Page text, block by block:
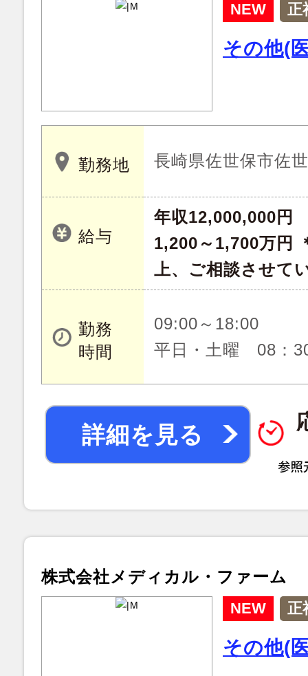
NEW 正
その他(
勤務地 長崎県佐世保市佐
給与
年収12,000,000円
1,200～1,700万円
上、ご相談させて
勤務
時間
09:00～18:00
平日・土曜 08：
詳細を見る
株式会社メディカル・ファーム
NEW 正
その他(